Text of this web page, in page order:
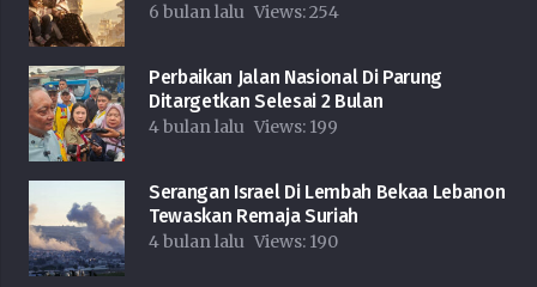
6 bulan lalu Views:254
Perbaikan Jalan Nasional Di Parung
Ditargetkan Selesai 2 Bulan
4 bulan lalu Views: 199
Serangan Israel Di Lembah Bekaa Lebanon
Tewaskan Remaja Suriah
4 bulan lalu Views: 190